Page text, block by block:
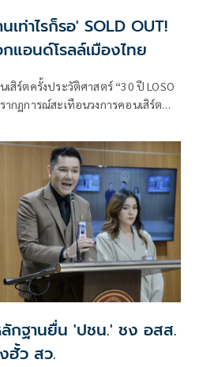
ท่าไรก็รอ' SOLD OUT!
แอนด์โรลล์เมืองไทย
สิร์ตครั้งประวัติศาสตร์ “30 ปี LOSO
ากฏการณ์สะเทือนวงการคอนเสิร์ต
ต่อวงร็อกระดับตำนานอย่าง LOSO
กฐานยื่น 'ปชน.' ชง อสส.
ฮั้ว สว.